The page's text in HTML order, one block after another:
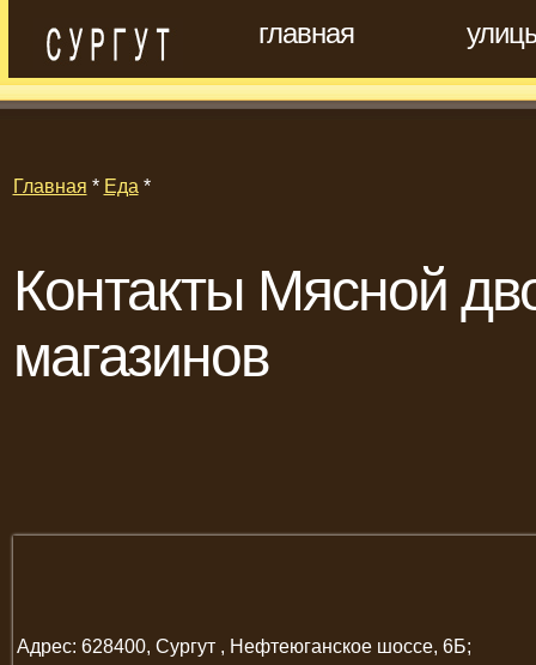
главная
Главная * Еда *
Контакты Мясной
магазинов
Адрес: 628400, Сургут , Нефтеюганское шоссе, 6Б;